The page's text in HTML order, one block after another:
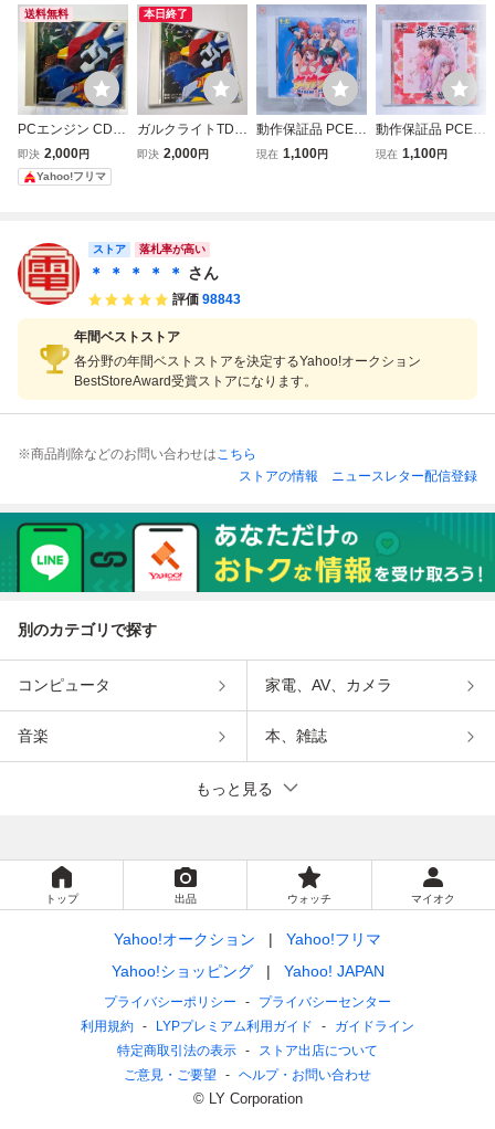
送料無料
PCエンジン CD-R
OM2 ガルクライ
トTDF2 DATA WE
ST PACK-IN-VIDE
即決 2,000円
Yahoo!フリマ
本日終了
ガルクライトTDF
2 PCエンジン PC
即決 2,000円
動作保証品 PCE P
Cエンジン SUPE
現在 1,100円
動作保証品 PCE P
Cエンジン SUPE
現在 1,100円
ストア 落札率が高い
＊ ＊ ＊ ＊ ＊ さん
評価 98843
年間ベストストア
各分野の年間ベストストアを決定するYahoo!オークション
BestStoreAward受賞ストアになります。
※商品削除などのお問い合わせはこちら
ストアの情報
ニュースレター配信登録
別のカテゴリで探す
コンピュータ 家電、AV、カメラ
音楽 本、雑誌
もっと見る
トップ 出品 ウォッチ マイオク
Yahoo!オークション
Yahoo!フリマ
Yahoo!ショッピング
Yahoo! JAPAN
プライバシーポリシー
プライバシーセンター
利用規約
LYPプレミアム利用ガイド
ガイドライン
特定商取引法の表示
ストア出店について
ご意見・ご要望
ヘルプ・お問い合わせ
© LY Corporation